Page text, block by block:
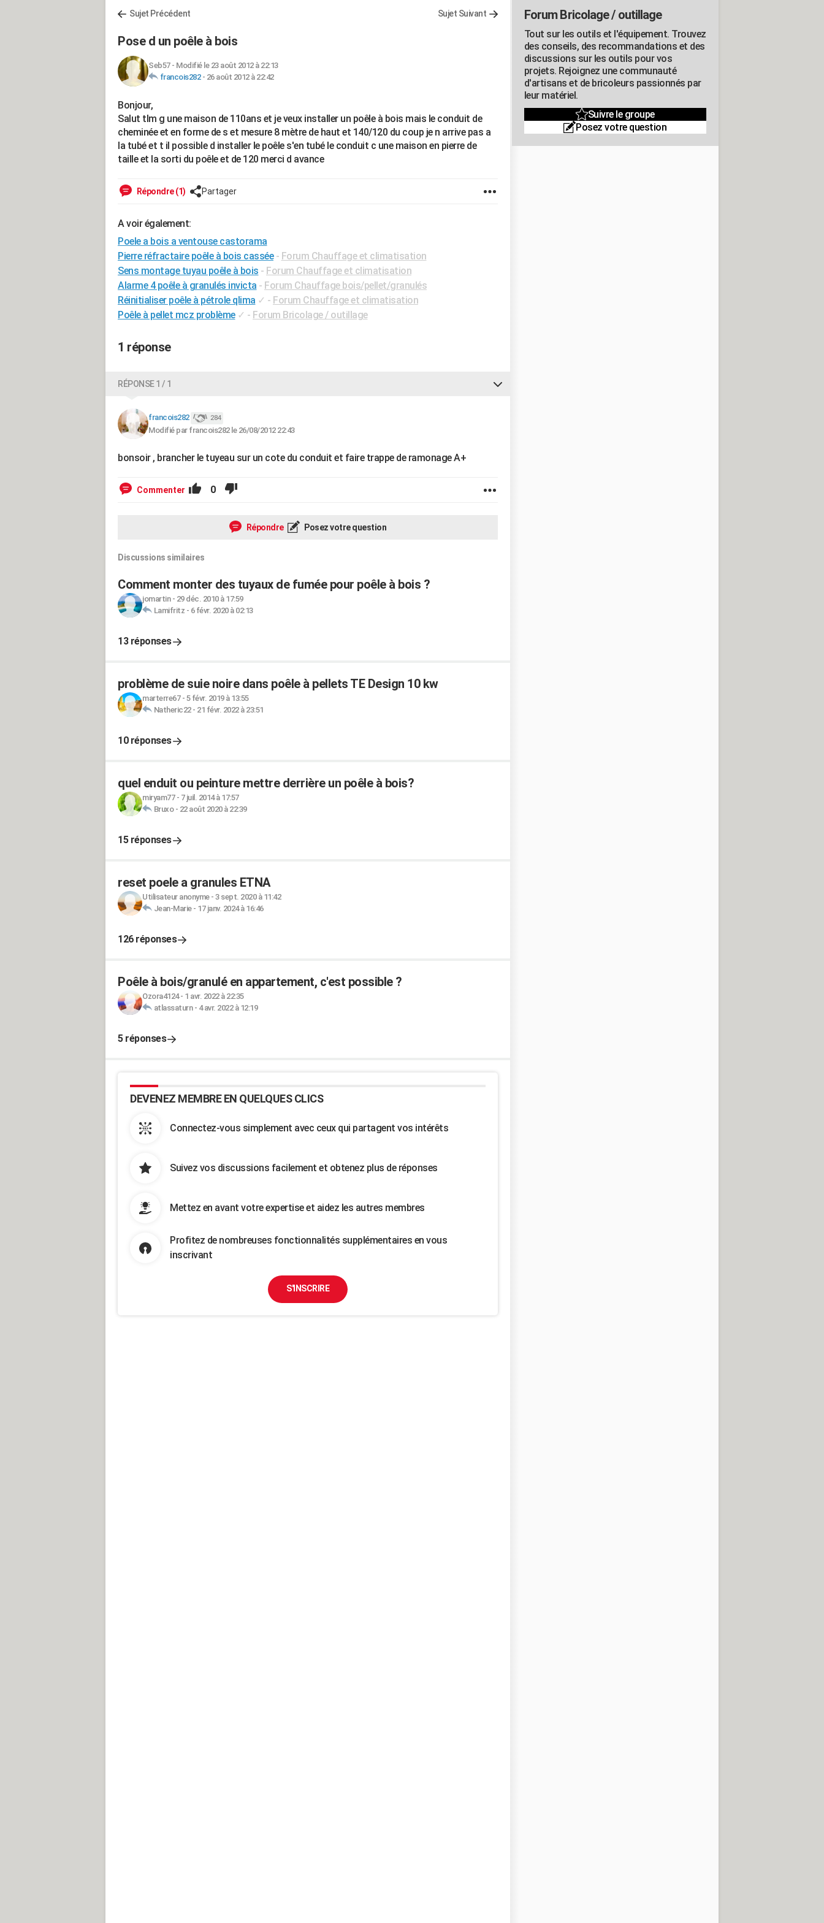
Sujet Précédent Sujet Suivant
Pose d un poêle à bois
Seb57- Modifié le 23 août 2012 à 22:13
francois282- 26 août 2012 à 22:42
Bonjour,
Salut tlm g une maison de 110ans et je veux installer un poêle à bois mais le conduit de
cheminée et en forme de s et mesure 8 mètre de haut et 140/120 du coup je n arrive pas a
la tubé et t il possible d installer le poêle s'en tubé le conduit c une maison en pierre de
taille et la sorti du poêle et de 120 merci d avance
Répondre (1) Partager
A voir également:
Poele a bois a ventouse castorama
Pierre réfractaire poêle à bois cassée - Forum Chauffage et climatisation
Sens montage tuyau poêle à bois - Forum Chauffage et climatisation
Alarme 4 poêle à granulés invicta - Forum Chauffage bois/pellet/granulés
Réinitialiser poêle à pétrole qlima ✓ - Forum Chauffage et climatisation
Poêle à pellet mcz problème ✓ - Forum Bricolage / outillage
1 réponse
RÉPONSE 1 / 1
francois282 284
Modifié par francois282 le 26/08/2012 22:43
bonsoir , brancher le tuyeau sur un cote du conduit et faire trappe de ramonage A+
Commenter 0
Répondre Posez votre question
Discussions similaires
Comment monter des tuyaux de fumée pour poêle à bois ?
jomartin- 29 déc. 2010 à 17:59
Lamifritz - 6 févr. 2020 à 02:13
13 réponses
problème de suie noire dans poêle à pellets TE Design 10 kw
marterre67- 5 févr. 2019 à 13:55
Natheric22- 21 févr. 2022 à 23:51
10 réponses
quel enduit ou peinture mettre derrière un poêle à bois?
miryam77- 7 juil. 2014 à 17:57
Bruxo- 22 août 2020 à 22:39
15 réponses
reset poele a granules ETNA
Utilisateur anonyme- 3 sept. 2020 à 11:42
Jean-Marie- 17 janv. 2024 à 16:46
126 réponses
Poêle à bois/granulé en appartement, c'est possible ?
Ozora4124- 1 avr. 2022 à 22:35
atlassaturn- 4 avr. 2022 à 12:19
5 réponses
DEVENEZ MEMBRE EN QUELQUES CLICS
Connectez-vous simplement avec ceux qui partagent vos intérêts
Suivez vos discussions facilement et obtenez plus de réponses
Mettez en avant votre expertise et aidez les autres membres
Profitez de nombreuses fonctionnalités supplémentaires en vous
inscrivant
S'INSCRIRE
Forum Bricolage / outillage
Tout sur les outils et l'équipement. Trouvez
des conseils, des recommandations et des
discussions sur les outils pour vos
projets. Rejoignez une communauté
d'artisans et de bricoleurs passionnés par
leur matériel.
Suivre le groupe
Posez votre question